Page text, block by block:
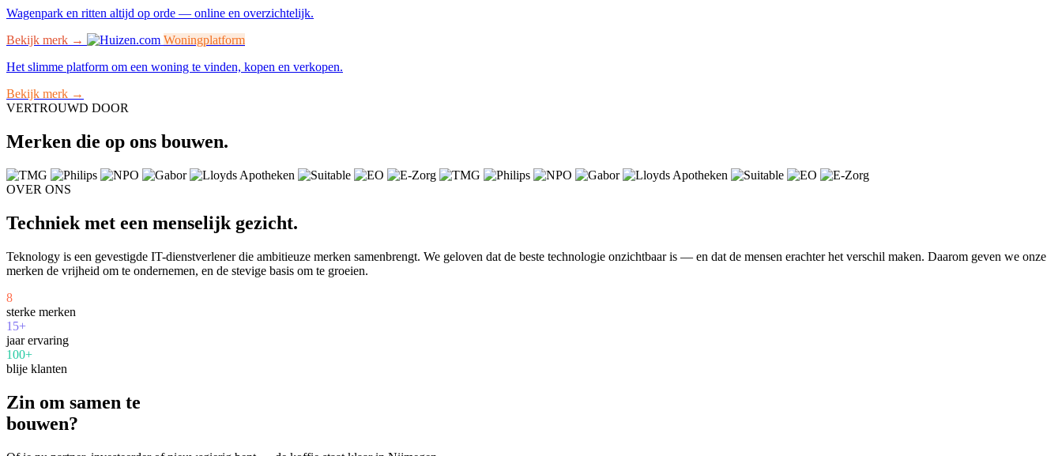
Wagenpark en ritten altijd op orde — online en overzichtelijk.
Bekijk merk →
Woningplatform
Het slimme platform om een woning te vinden, kopen en verkopen.
Bekijk merk →
VERTROUWD DOOR
Merken die op ons bouwen.
OVER ONS
Techniek met een menselijk gezicht.
Teknology is een gevestigde IT-dienstverlener die ambitieuze merken samenbrengt. We geloven dat de beste technologie onzichtbaar is — en dat de mensen erachter het verschil maken. Daarom geven we onze
merken de vrijheid om te ondernemen, en de stevige basis om te groeien.
8
sterke merken
15+
jaar ervaring
100+
blije klanten
Zin om samen te
bouwen?